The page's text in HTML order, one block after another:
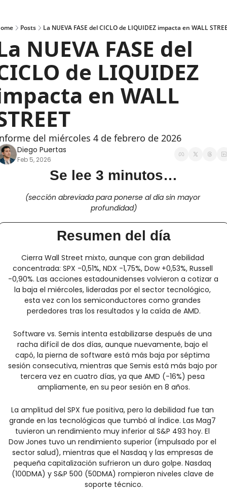
Posts La NUEVA FASE del CICLO de LIQUIDEZ impacta en WALL
NUEVA FASE del
de LIQUIDEZ
en WALL
del miércoles 4 de febrero de 2026
Diego Puertas
Feb 5, 2026
Se lee 3 minutos…
(sección abreviada para ponerse al día sin mayor
profundidad)
Resumen del día
Cierra Wall Street mixto, aunque con gran debilidad
concentrada: SPX -0,51%, NDX -1,75%, Dow +0,53%, Russell
-0,90%. Las acciones estadounidenses volvieron a cotizar a
la baja el miércoles, lideradas por el sector tecnológico,
esta vez con los semiconductores como grandes
perdedores tras los resultados y la caída de AMD.
Software vs. Semis intenta estabilizarse después de una
racha difícil de dos días, aunque nuevamente, bajo el
capó, la pierna de software está más baja por séptima
sesión consecutiva, mientras que Semis está más bajo por
tercera vez en cuatro días, ya que AMD (-16%) pesa
ampliamente, en su peor sesión en 8 años.
La amplitud del SPX fue positiva, pero la debilidad fue tan
grande en las tecnológicas que tumbó al índice. Las Mag7
tuvieron un rendimiento muy inferior al S&P 493 hoy. El
Dow Jones tuvo un rendimiento superior (impulsado por el
sector salud), mientras que el Nasdaq y las empresas de
pequeña capitalización sufrieron un duro golpe. Nasdaq
(100DMA) y S&P 500 (50DMA) rompieron niveles clave de
soporte técnico.